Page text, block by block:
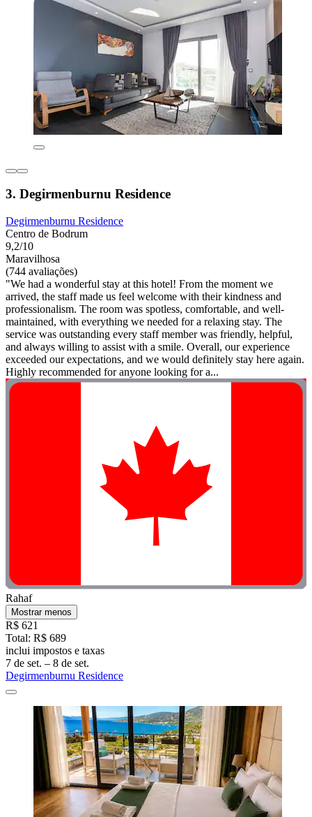
3. Degirmenburnu Residence
Degirmenburnu Residence
Centro de Bodrum
9,2/10
Maravilhosa
(744 avaliações)
"We had a wonderful stay at this hotel! From the moment we
arrived, the staff made us feel welcome with their kindness and
professionalism. The room was spotless, comfortable, and well-
maintained, with everything we needed for a relaxing stay. The
service was outstanding every staff member was friendly, helpful,
and always willing to assist with a smile. Overall, our experience
exceeded our expectations, and we would definitely stay here again.
Highly recommended for anyone looking for a...
Rahaf
Mostrar menos
R$ 621
Total: R$ 689
inclui impostos e taxas
7 de set. – 8 de set.
Degirmenburnu Residence